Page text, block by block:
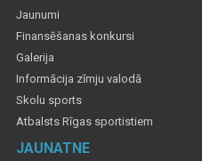
Jaunumi
Finansēšanas konkursi
Galerija
Informācija zīmju valodā
Skolu sports
Atbalsts Rīgas sportistiem
JAUNATNE